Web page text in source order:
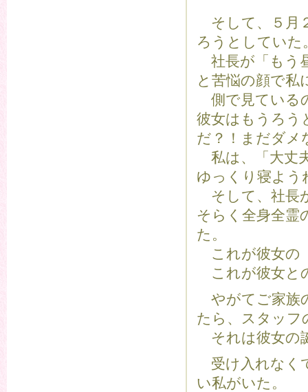
そして、５月
ろうとしていた
社長が「もう
と苦悩の顔で私
側で見ている
彼女はもうろ
だ？！まだダメ
私は、「大丈
ゆっくり寝よう
そして、社長
そらく全身全霊
た。
これが彼女の
これが彼女と
やがてご家族
たら、スタッフ
それは彼女の
受け入れなく
い私がいた。